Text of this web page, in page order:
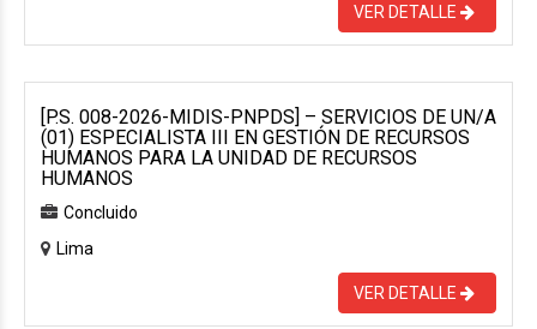
VER DETALLE
[P.S. 008-2026-MIDIS-PNPDS] – SERVICIOS DE UN/A
(01) ESPECIALISTA III EN GESTIÓN DE RECURSOS
HUMANOS PARA LA UNIDAD DE RECURSOS
HUMANOS
Concluido
Lima
VER DETALLE